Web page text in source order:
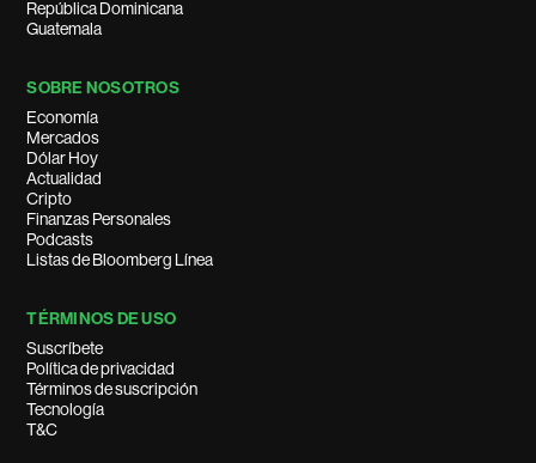
República Dominicana
Guatemala
SOBRE NOSOTROS
Economía
Mercados
Dólar Hoy
Actualidad
Cripto
Finanzas Personales
Podcasts
Listas de Bloomberg Línea
TÉRMINOS DE USO
Suscríbete
Política de privacidad
Términos de suscripción
Tecnología
T&C